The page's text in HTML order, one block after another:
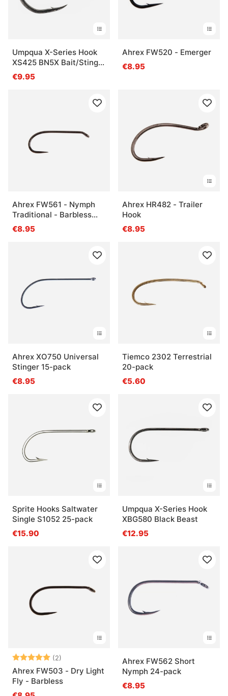
Umpqua X-Series Hook
XS425 BN5X Bait/Sting
BLK
€9.95
Ahrex FW520 - Emerger
€8.95
Ahrex FW561 - Nymph
Traditional - Barbless
#16
€8.95
Ahrex HR482 - Trailer
Hook
€8.95
Ahrex XO750 Universal
Stinger 15-pack
€8.95
Tiemco 2302 Terrestrial
20-pack
€5.60
Sprite Hooks Saltwater
Single S1052 25-pack
€15.90
Umpqua X-Series Hook
XBG580 Black Beast
€12.95
Arvio: (2)
5.0 5:sta tähdestä
Ahrex FW503 - Dry Light
Fly - Barbless
Ahrex FW562 Short
Nymph 24-pack
€8.95